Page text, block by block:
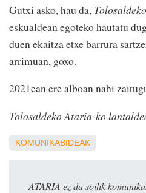
Gutxi asko, hau da,
eskualdean egoteko hautatu
duen ekaitza etxe barrura
arrimuan, goxo.
2021ean ere alboan nahi
Tolosaldeko Ataria-ko
KOMUNIKABIDEAK
ATARIA ez da soilik